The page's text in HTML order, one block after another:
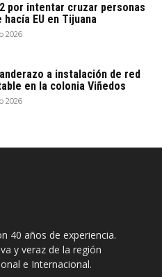
por intentar cruzar personas
EU en Tijuana
2026
a instalación de red
en la colonia Viñedos
2026
40 años de experiencia.
y veraz de la región
e Internacional.